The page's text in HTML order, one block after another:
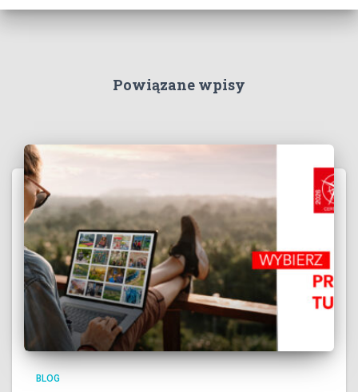
Powiązane wpisy
BLOG